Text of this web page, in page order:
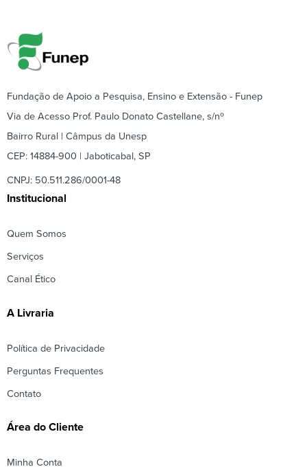
Fundação de Apoio a Pesquisa, Ensino e Extensão - Funep
Via de Acesso Prof. Paulo Donato Castellane, s/nº
Bairro Rural | Câmpus da Unesp
CEP: 14884-900 | Jaboticabal, SP
CNPJ: 50.511.286/0001-48
Institucional
Quem Somos
Serviços
Canal Ético
A Livraria
Política de Privacidade
Perguntas Frequentes
Contato
Área do Cliente
Minha Conta